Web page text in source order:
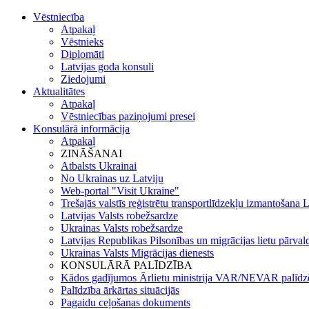
Vēstniecība
Atpakaļ
Vēstnieks
Diplomāti
Latvijas goda konsuli
Ziedojumi
Aktualitātes
Atpakaļ
Vēstniecības paziņojumi presei
Konsulārā informācija
Atpakaļ
ZINĀŠANAI
Atbalsts Ukrainai
No Ukrainas uz Latviju
Web-portal "Visit Ukraine"
Trešajās valstīs reģistrētu transportlīdzekļu izmantošana
Latvijas Valsts robežsardze
Ukrainas Valsts robežsardze
Latvijas Republikas Pilsonības un migrācijas lietu
Ukrainas Valsts Mіgrācijas dienests
KONSULĀRĀ PALĪDZĪBA
Kādos gadījumos Ārlietu ministrija VAR/NEVAR
Palīdzība ārkārtas situācijās
Pagaidu ceļošanas dokuments